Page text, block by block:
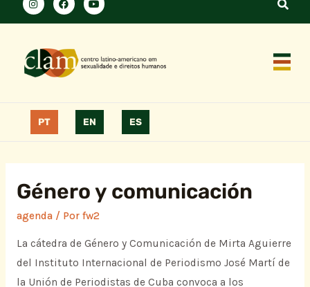
PT EN ES
Género y comunicación
agenda/ Por fw2
La cátedra de Género y Comunicación de Mirta Aguierre
del Instituto Internacional de Periodismo José Martí de
la Unión de Periodistas de Cuba convoca a los